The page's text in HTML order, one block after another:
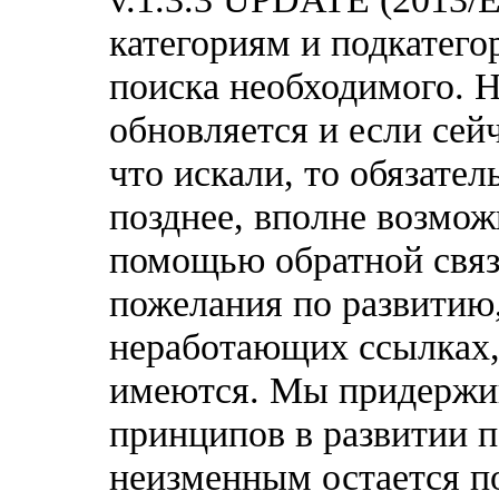
категориям и
поиска необходимого.
обновляется и если
что искали, то
позднее, вполне
помощью обратной
пожелания по
неработающих
имеются. Мы
принципов в развитии
неизменным остается